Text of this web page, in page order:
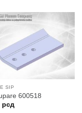
SIP
600518
рсд